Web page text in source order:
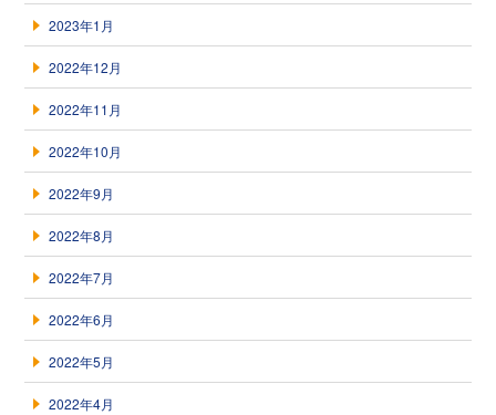
2023年1月
2022年12月
2022年11月
2022年10月
2022年9月
2022年8月
2022年7月
2022年6月
2022年5月
2022年4月